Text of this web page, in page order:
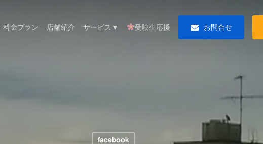
料金プラン 店舗紹介 サービス▼ 受験生応援 お問合せ
facebook